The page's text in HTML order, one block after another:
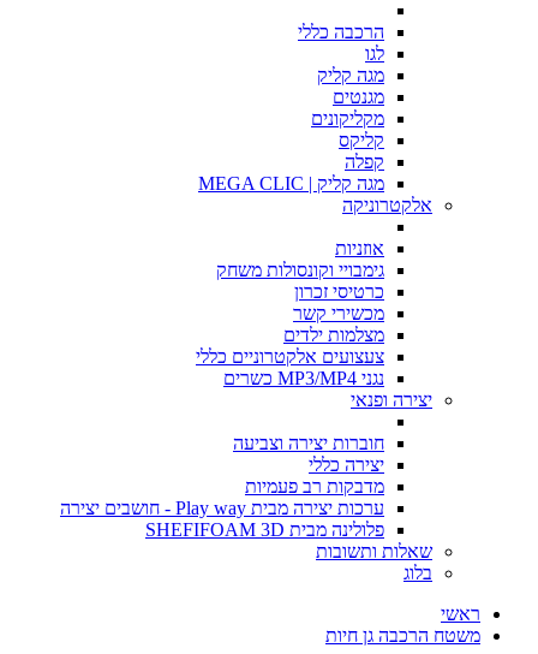
הרכבה כללי
לגו
מגה קליק
מגנטים
מקליקונים
קליקס
קפלה
מגה קליק | MEGA CLIC
אלקטרוניקה
אוזניות
גימבויי וקונסולות משחק
כרטיסי זכרון
מכשירי קשר
מצלמות ילדים
צעצועים אלקטרוניים כללי
נגני MP3/MP4 כשרים
יצירה ופנאי
חוברות יצירה וצביעה
יצירה כללי
מדבקות רב פעמיות
ערכות יצירה מבית Play way - חושבים יצירה
פלולינה מבית SHEFIFOAM 3D
שאלות ותשובות
בלוג
ראשי
משטח הרכבה גן חיות